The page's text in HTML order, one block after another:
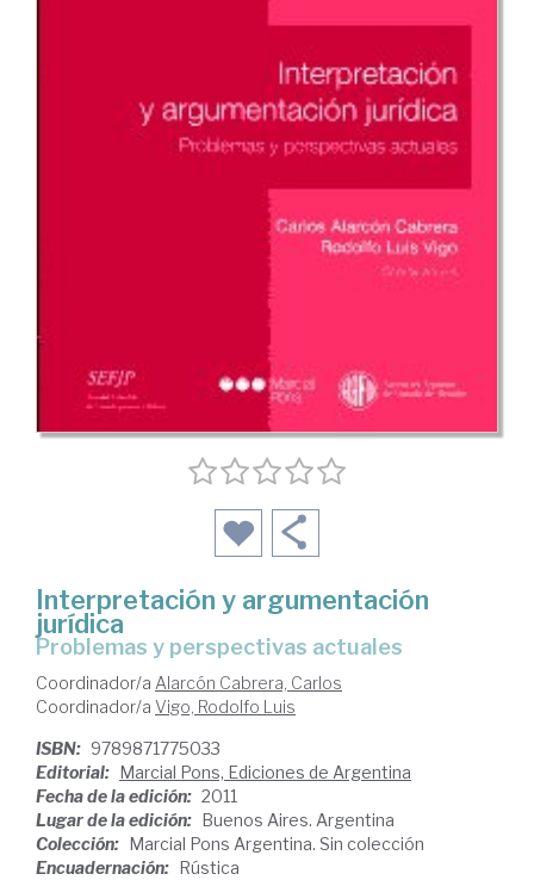
Interpretación y argumentación
jurídica
problemas y perspectivas actuales
Coordinador/a Alarcón Cabrera, Carlos
Coordinador/a Vigo, Rodolfo Luis
ISBN: 9789871775033
Editorial: Marcial Pons, Ediciones de Argentina
Fecha de la edición: 2011
Lugar de la edición: Buenos Aires. Argentina
Colección: Marcial Pons Argentina. Sin colección
Encuadernación: Rústica